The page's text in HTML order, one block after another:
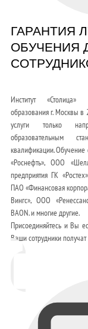
ГАРАНТИЯ
ОБУЧЕНИЯ
Институт
образования г. Москвы в
услуги только
образовательным
квалификации.
«Роснефть», ООО
предприятия ГК
ПАО «Финансовая
Вингс», ООО
BAON. и многие другие.
Присоединяйтесь и Вы
Ваши сотрудники